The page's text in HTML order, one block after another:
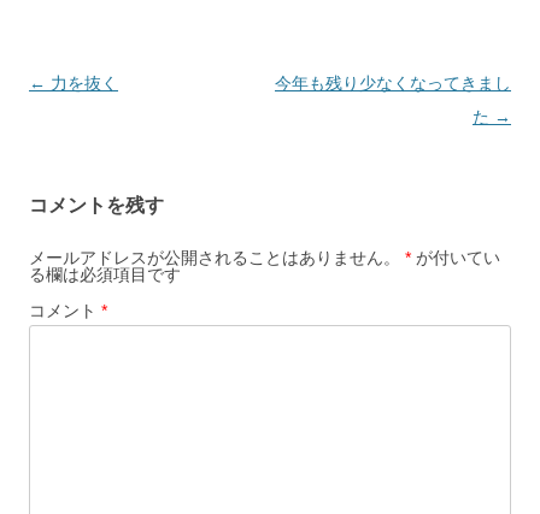
投
ゲ
ー
シ
ョ
← 力を抜く
今年も残り少なくなってきまし
た →
コメントを残す
メールアドレスが公開されることはありません。 * が付いてい
る欄は必須項目です
コメント *